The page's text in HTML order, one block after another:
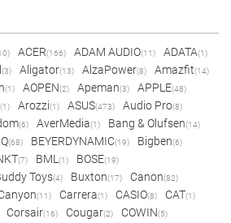
ACER(166) ADAM AUDIO(11) ADATA(1)
(3) Aligator(13) AlzaPower(8) Amazfit(14)
(1) AOPEN(2) Apeman(3) APPLE(48)
(1) Arozzi(1) ASUS(473) Audio Pro(8)
(6) AverMedia(1) Bang & Olufsen(14)
(68) BEYERDYNAMIC(19) Bigben(6)
(7) BML (1) BOSE(19)
Toys(4) Buxton(17) Canon(82)
(11) Carrera(1) CASIO(8) CAT(1)
Corsair(16) Cougar(2) COWIN(5)